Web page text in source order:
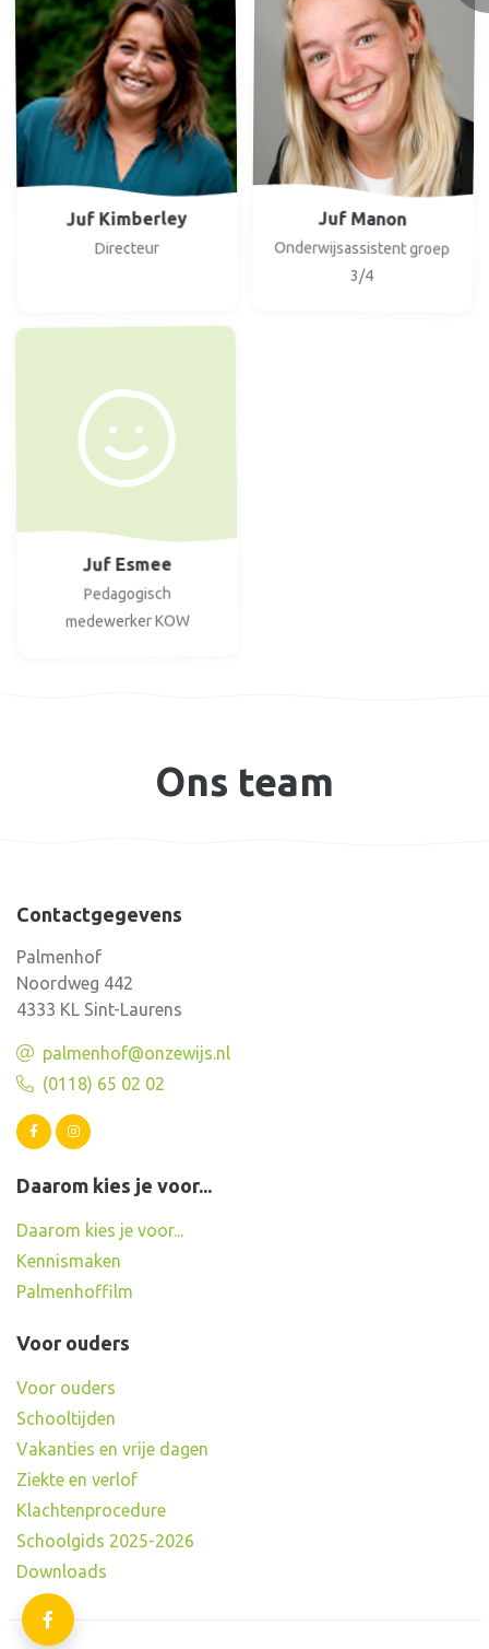
Juf Kimberley
Directeur
Juf Manon
Onderwijsassistent groep
3/4
Juf Esmee
Pedagogisch
medewerker KOW
Ons team
Contactgegevens
Palmenhof
Noordweg 442
4333 KL Sint-Laurens
palmenhof@onzewijs.nl
(0118) 65 02 02
Daarom kies je voor...
Daarom kies je voor...
Kennismaken
Palmenhoffilm
Voor ouders
Voor ouders
Schooltijden
Vakanties en vrije dagen
Ziekte en verlof
Klachtenprocedure
Schoolgids 2025-2026
Downloads